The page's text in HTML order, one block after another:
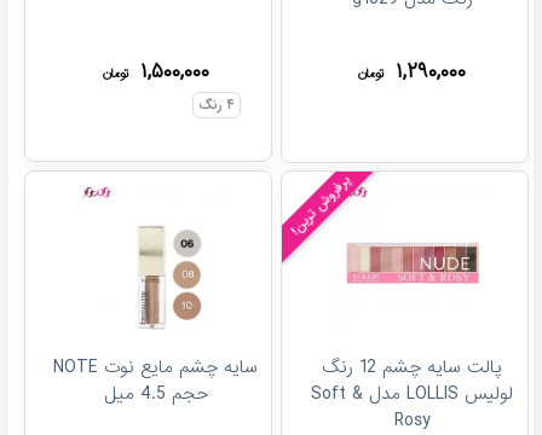
۱,۲۹۰,۰۰۰ تومان ۱,۵۰۰,۰۰۰
تومان
۴ رنگ
پرفروش ترین!
پالت سایه چشم 12 رنگ
لولیس LOLLIS مدل Soft &
Rosy
سایه چشم مایع نوت NOTE
حجم 4.5 میل